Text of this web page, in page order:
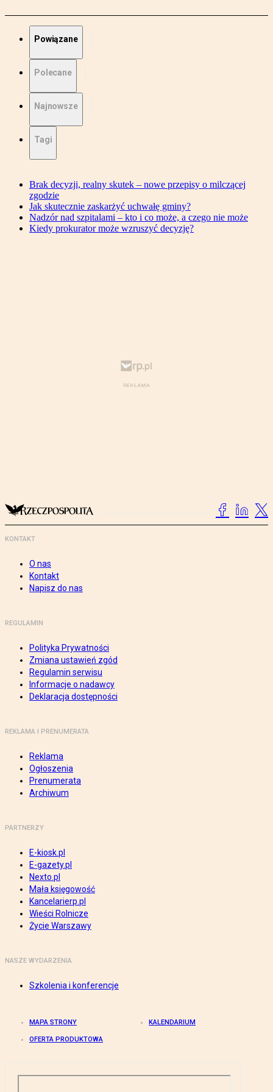
Powiązane
Polecane
Najnowsze
Tagi
Brak decyzji, realny skutek – nowe przepisy o milczącej
zgodzie
Jak skutecznie zaskarżyć uchwałę gminy?
Nadzór nad szpitalami – kto i co może, a czego nie może
Kiedy prokurator może wzruszyć decyzję?
KONTAKT
O nas
Kontakt
Napisz do nas
REGULAMIN
Polityka Prywatności
Zmiana ustawień zgód
Regulamin serwisu
Informacje o nadawcy
Deklaracja dostępności
REKLAMA I PRENUMERATA
Reklama
Ogłoszenia
Prenumerata
Archiwum
PARTNERZY
E-kiosk.pl
E-gazety.pl
Nexto.pl
Mała księgowość
Kancelarierp.pl
Wieści Rolnicze
Życie Warszawy
NASZE WYDARZENIA
Szkolenia i konferencje
MAPA STRONY KALENDARIUM
OFERTA PRODUKTOWA